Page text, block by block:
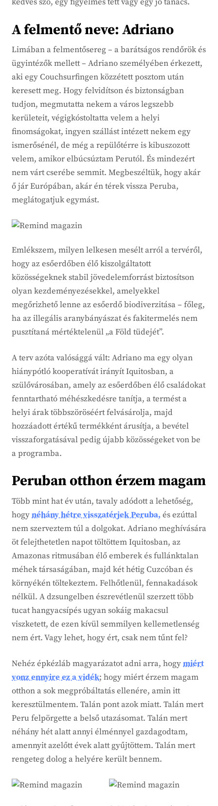
kedves szó, egy figyelmes tett vagy egy jó tanács.
A felmentő neve: Adriano
Limában a felmentősereg – a barátságos rendőrök és
ügyintézők mellett – Adriano személyében érkezett,
aki egy Couchsurfingen közzétett posztom után
keresett meg. Hogy felvidítson és biztonságban
tudjon, megmutatta nekem a város legszebb
kerületeit, végigkóstoltatta velem a helyi
finomságokat, ingyen szállást intézett nekem egy
ismerősénél, de még a repülőtérre is kibuszozott
velem, amikor elbúcsúztam Perutól. És mindezért
nem várt cserébe semmit. Megbeszéltük, hogy akár
ő jár Európában, akár én térek vissza Peruba,
meglátogatjuk egymást.
Emlékszem, milyen lelkesen mesélt arról a tervéről,
hogy az esőerdőben élő kiszolgáltatott
közösségeknek stabil jövedelemforrást biztosítson
olyan kezdeményezésekkel, amelyekkel
megőrizhető lenne az esőerdő biodiverzitása – főleg,
ha az illegális aranybányászat és fakitermelés nem
pusztítaná mértéktelenül „a Föld tüdejét”.
A terv azóta valósággá vált: Adriano ma egy olyan
hiánypótló kooperatívát irányít Iquitosban, a
szülővárosában, amely az esőerdőben élő családokat
fenntartható méhészkedésre tanítja, a termést a
helyi árak többszöröséért felvásárolja, majd
hozzáadott értékű termékként árusítja, a bevétel
visszaforgatásával pedig újabb közösségeket von be
a programba.
Peruban otthon érzem magam
Több mint hat év után, tavaly adódott a lehetőség,
hogynéhány hétre visszatérjek Peruba, és ezúttal
nem szerveztem túl a dolgokat. Adriano meghívására
öt felejthetetlen napot töltöttem Iquitosban, az
Amazonas ritmusában élő emberek és fullánktalan
méhek társaságában, majd két hétig Cuzcóban és
környékén töltekeztem. Felhőtlenül, fennakadások
nélkül. A dzsungelben észrevétlenül szerzett több
tucat hangyacsípés ugyan sokáig makacsul
viszketett, de ezen kívül semmilyen kellemetlenség
nem ért. Vagy lehet, hogy ért, csak nem tűnt fel?
Nehéz épkézláb magyarázatot adni arra, hogymiért
vonz ennyire ez a vidék; hogy miért érzem magam
otthon a sok megpróbáltatás ellenére, amin itt
keresztülmentem. Talán pont azok miatt. Talán mert
Peru felpörgette a belső utazásomat. Talán mert
néhány hét alatt annyi élménnyel gazdagodtam,
amennyit azelőtt évek alatt gyűjtöttem. Talán mert
rengeteg dolog a helyére került bennem.